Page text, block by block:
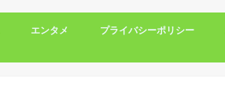
エンタメ プライバシーポリシー